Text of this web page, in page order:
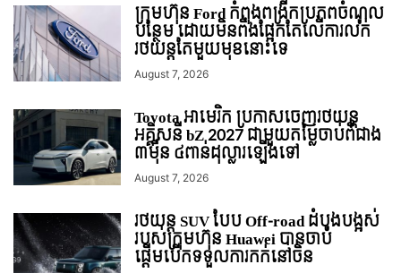
ក្រុមហ៊ុន Ford កំពុងពង្រីកប្រភពចំណូល
បន្ថែម ដោយមិនពឹងផ្អែកតែលើការលក់
រថយន្ដតែមួយមុខនោះទេ
August 7, 2026
Toyota អាមេរិក ប្រកាសចេញរថយន្ត
អគ្គិសនី bZ 2027 ជាមួយតម្លៃចាប់ពីជាង
៣ម៉ឺន ៤ពាន់ដុល្លារឡើងទៅ
August 7, 2026
រថយន្ត SUV បែប Off-road ដំបូងបង្អស់
របស់ក្រុមហ៊ុន Huawei បានចាប់
ផ្តើមបើកទទួលការកក់នៅចិន